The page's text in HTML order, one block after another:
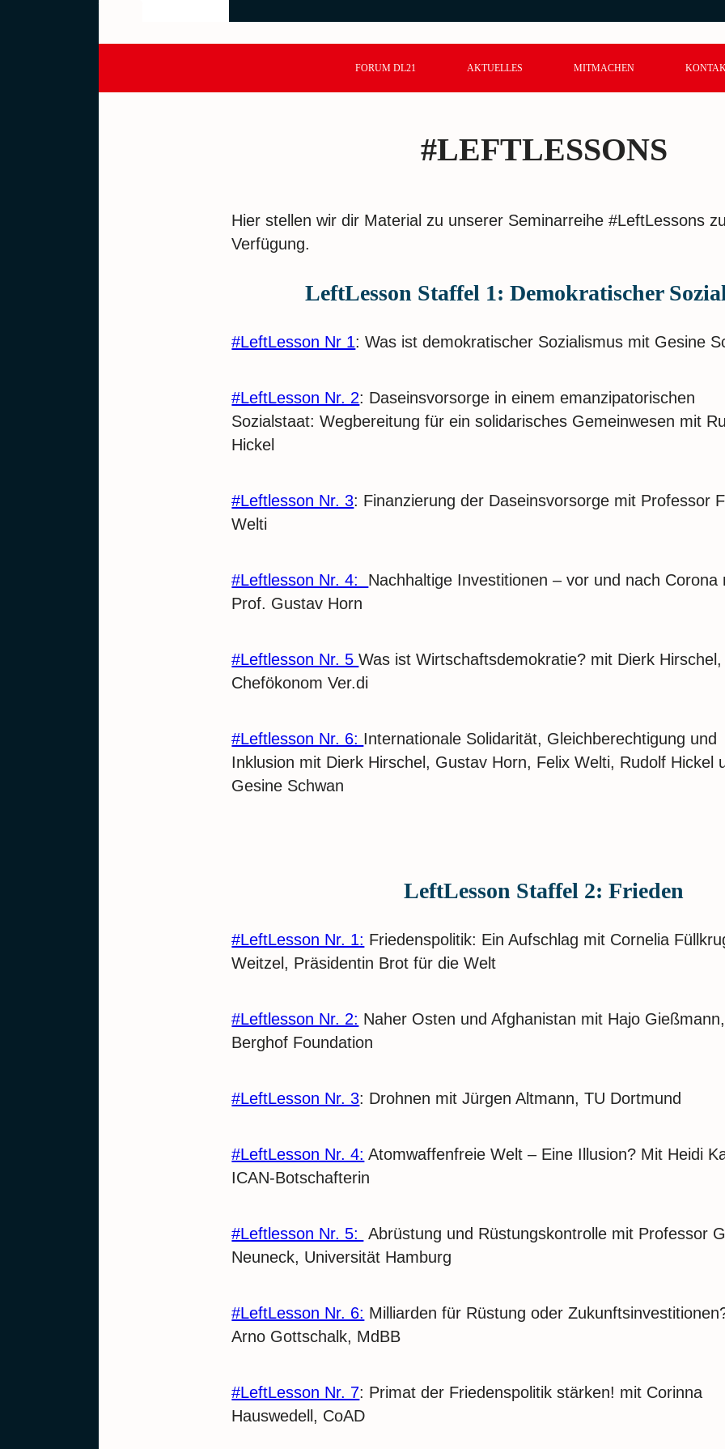
FORUM DL21 AKTUELLES MITMACHEN
#LEFTLESSONS
Hier stellen wir dir Material zu unserer Seminarreihe #LeftLessons
Verfügung.
LeftLesson Staffel 1: Demokratischer
#LeftLesson Nr 1: Was ist demokratischer Sozialismus mit Gesine
#LeftLesson Nr. 2: Daseinsvorsorge in einem emanzipatorischen
Sozialstaat: Wegbereitung für ein solidarisches Gemeinwesen mit
Hickel
#Leftlesson Nr. 3: Finanzierung der Daseinsvorsorge mit Professor
Welti
#Leftlesson Nr. 4: Nachhaltige Investitionen – vor und nach Corona
Prof. Gustav Horn
#Leftlesson Nr. 5Was ist Wirtschaftsdemokratie? mit Dierk Hirschel,
Chefökonom Ver.di
#Leftlesson Nr. 6: Internationale Solidarität, Gleichberechtigung und
Inklusion mit Dierk Hirschel, Gustav Horn, Felix Welti, Rudolf Hickel
Gesine Schwan
LeftLesson Staffel 2: Frieden
#LeftLesson Nr. 1: Friedenspolitik: Ein Aufschlag mit Cornelia
Weitzel, Präsidentin Brot für die Welt
#Leftlesson Nr. 2: Naher Osten und Afghanistan mit Hajo Gießmann,
Berghof Foundation
#LeftLesson Nr. 3: Drohnen mit Jürgen Altmann, TU Dortmund
#LeftLesson Nr. 4: Atomwaffenfreie Welt – Eine Illusion? Mit Heidi
ICAN-Botschafterin
#Leftlesson Nr. 5:
Abrüstung und Rüstungskontrolle mit Professor
Neuneck, Universität Hamburg
#LeftLesson Nr. 6: Milliarden für Rüstung oder
Arno Gottschalk, MdBB
#LeftLesson Nr. 7: Primat der Friedenspolitik stärken! mit Corinna
Hauswedell, CoAD